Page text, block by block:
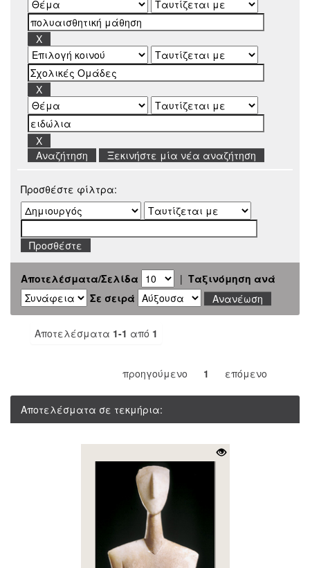
Ξεκινήστε μία νέα αναζήτηση
Προσθέστε φίλτρα:
Αποτελέσματα/Σελίδα | Ταξινόμηση ανά
Σε σειρά
Αποτελέσματα 1-1 από 1
προηγούμενο 1 επόμενο
Αποτελέσματα σε τεκμήρια: